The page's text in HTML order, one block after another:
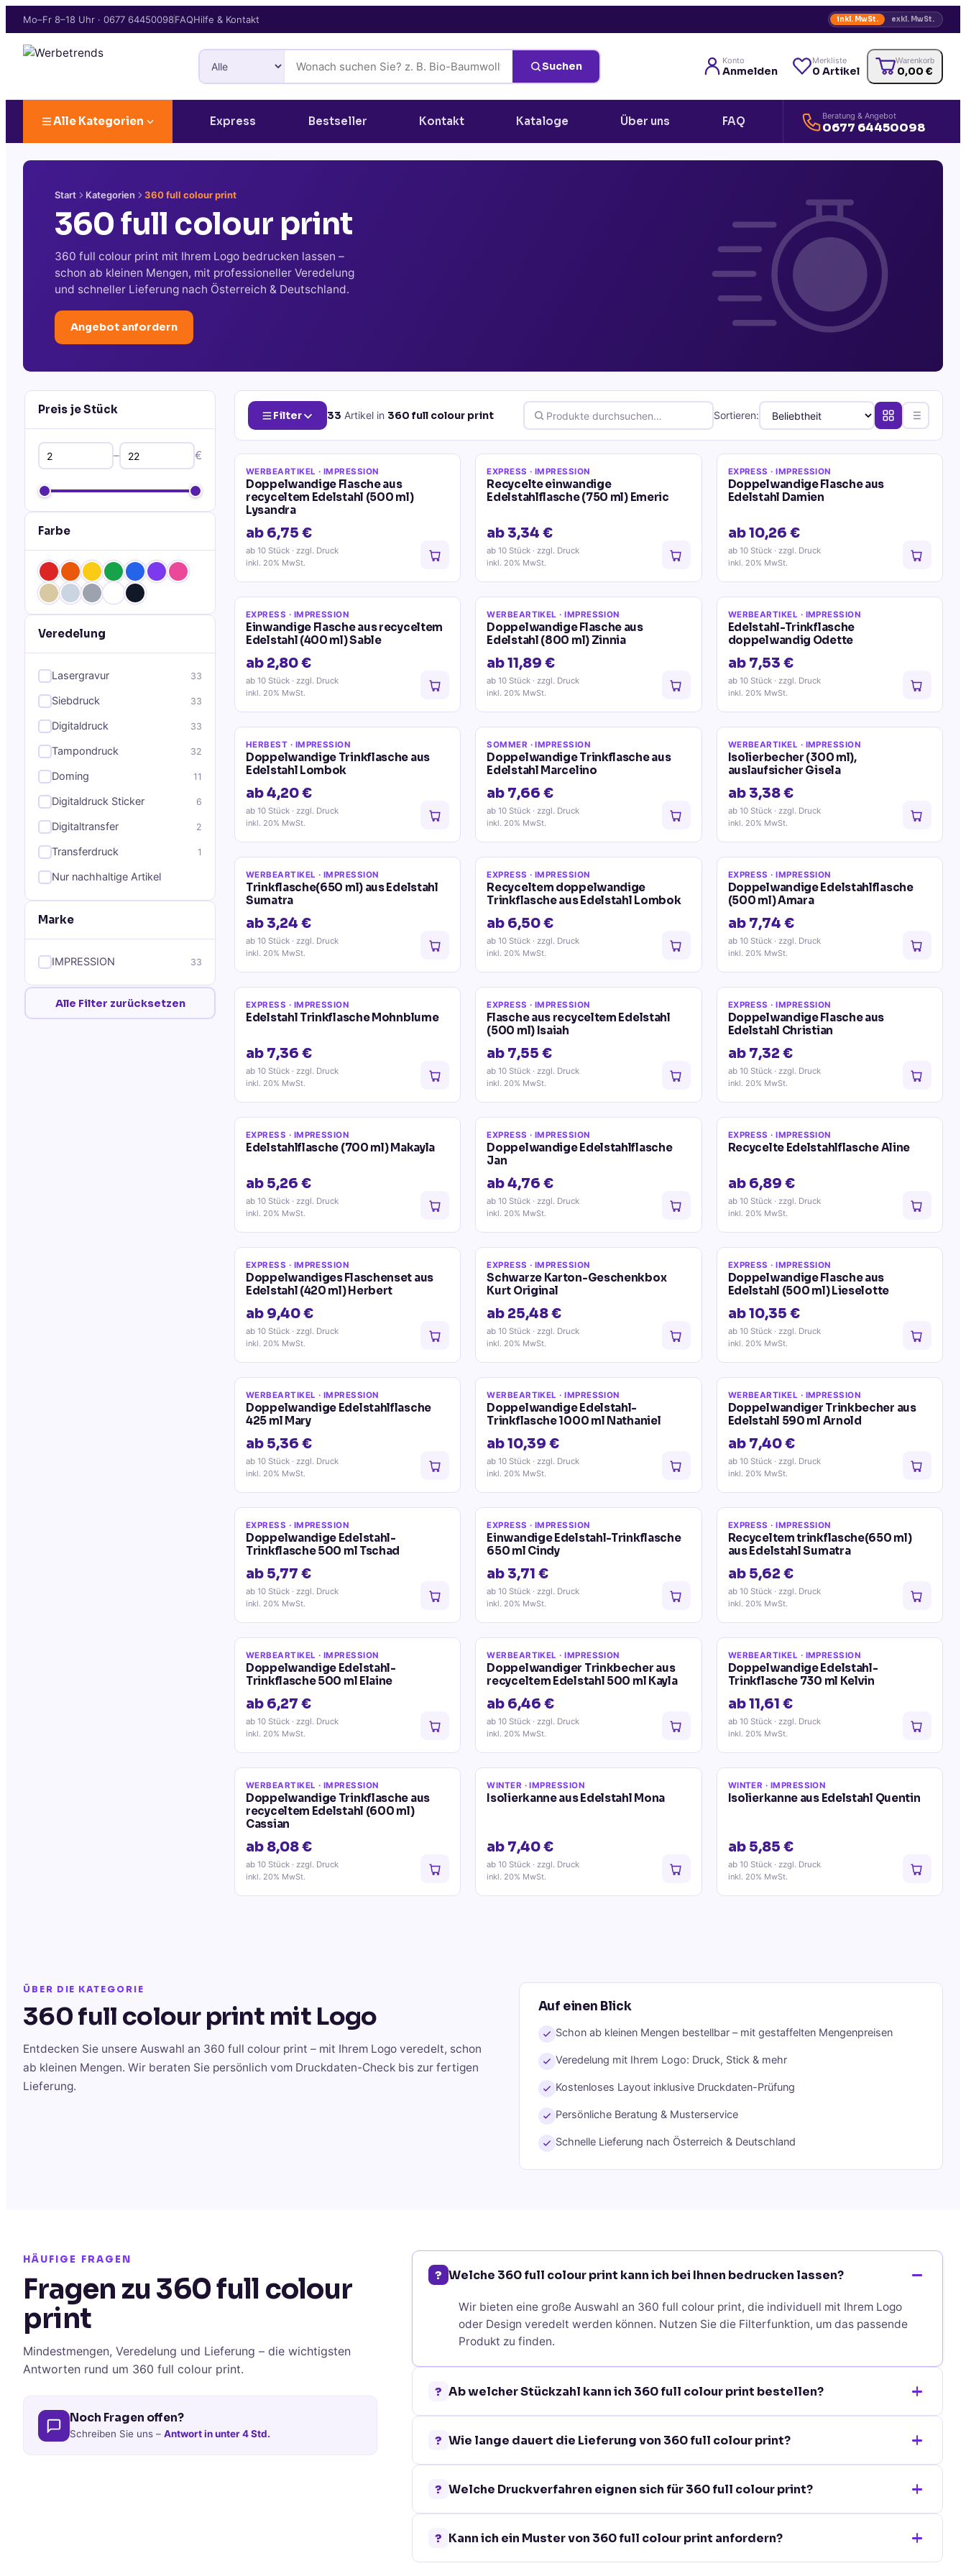
Mo–Fr 8–18 Uhr · 0677 64450098FAQHilfe & Kontakt inkl. MwSt. exkl. MwSt.
Suchen Konto
Anmelden
Merkliste
0 Artikel
Warenkorb
0,00 €
Alle Kategorien Express Bestseller Kontakt Kataloge Über uns FAQ Beratung & Angebot
0677 64450098
Start Kategorien 360 full colour print
360 full colour print
360 full colour print mit Ihrem Logo bedrucken lassen –
schon ab kleinen Mengen, mit professioneller Veredelung
und schneller Lieferung nach Österreich & Deutschland.
Angebot anfordern
Preis je Stück
– €
Farbe
Veredelung
Lasergravur 33
Siebdruck 33
Digitaldruck 33
Tampondruck 32
Doming 11
Digitaldruck Sticker 6
Digitaltransfer 2
Transferdruck 1
Nur nachhaltige Artikel
Marke
IMPRESSION 33
Alle Filter zurücksetzen
Filter Sortieren:
33 Artikel in 360 full colour print
WERBEARTIKEL · IMPRESSION
Doppelwandige Flasche aus
recyceltem Edelstahl (500 ml)
Lysandra
ab 6,75 €
ab 10 Stück · zzgl. Druck
inkl. 20% MwSt.
EXPRESS · IMPRESSION
Recycelte einwandige
Edelstahlflasche (750 ml) Emeric
ab 3,34 €
ab 10 Stück · zzgl. Druck
inkl. 20% MwSt.
EXPRESS · IMPRESSION
Doppelwandige Flasche aus
Edelstahl Damien
ab 10,26 €
ab 10 Stück· zzgl. Druck
inkl. 20% MwSt.
EXPRESS · IMPRESSION
Einwandige Flasche aus recyceltem
Edelstahl (400 ml) Sable
ab 2,80 €
ab 10 Stück · zzgl. Druck
inkl. 20% MwSt.
WERBEARTIKEL · IMPRESSION
Doppelwandige Flasche aus
Edelstahl (800 ml) Zinnia
ab 11,89 €
ab 10 Stück · zzgl. Druck
inkl. 20% MwSt.
WERBEARTIKEL · IMPRESSION
Edelstahl-Trinkflasche
doppelwandig Odette
ab 7,53 €
ab 10 Stück· zzgl. Druck
inkl. 20% MwSt.
HERBEST · IMPRESSION
Doppelwandige Trinkflasche aus
Edelstahl Lombok
ab 4,20 €
ab 10 Stück · zzgl. Druck
inkl. 20% MwSt.
SOMMER · IMPRESSION
Doppelwandige Trinkflasche aus
Edelstahl Marcelino
ab 7,66 €
ab 10 Stück · zzgl. Druck
inkl. 20% MwSt.
WERBEARTIKEL · IMPRESSION
Isolierbecher (300 ml),
auslaufsicher Gisela
ab 3,38 €
ab 10 Stück· zzgl. Druck
inkl. 20% MwSt.
WERBEARTIKEL · IMPRESSION
Trinkflasche(650 ml) aus Edelstahl
Sumatra
ab 3,24 €
ab 10 Stück · zzgl. Druck
inkl. 20% MwSt.
EXPRESS · IMPRESSION
Recyceltem doppelwandige
Trinkflasche aus Edelstahl Lombok
ab 6,50 €
ab 10 Stück · zzgl. Druck
inkl. 20% MwSt.
EXPRESS · IMPRESSION
Doppelwandige Edelstahlflasche
(500 ml) Amara
ab 7,74 €
ab 10 Stück· zzgl. Druck
inkl. 20% MwSt.
EXPRESS · IMPRESSION
Edelstahl Trinkflasche Mohnblume
ab 7,36 €
ab 10 Stück · zzgl. Druck
inkl. 20% MwSt.
EXPRESS · IMPRESSION
Flasche aus recyceltem Edelstahl
(500 ml) Isaiah
ab 7,55 €
ab 10 Stück · zzgl. Druck
inkl. 20% MwSt.
EXPRESS · IMPRESSION
Doppelwandige Flasche aus
Edelstahl Christian
ab 7,32 €
ab 10 Stück· zzgl. Druck
inkl. 20% MwSt.
EXPRESS · IMPRESSION
Edelstahlflasche (700 ml) Makayla
ab 5,26 €
ab 10 Stück · zzgl. Druck
inkl. 20% MwSt.
EXPRESS · IMPRESSION
Doppelwandige Edelstahlflasche
Jan
ab 4,76 €
ab 10 Stück · zzgl. Druck
inkl. 20% MwSt.
EXPRESS · IMPRESSION
Recycelte Edelstahlflasche Aline
ab 6,89 €
ab 10 Stück· zzgl. Druck
inkl. 20% MwSt.
EXPRESS · IMPRESSION
Doppelwandiges Flaschenset aus
Edelstahl (420 ml) Herbert
ab 9,40 €
ab 10 Stück · zzgl. Druck
inkl. 20% MwSt.
EXPRESS · IMPRESSION
Schwarze Karton-Geschenkbox
Kurt Original
ab 25,48 €
ab 10 Stück · zzgl. Druck
inkl. 20% MwSt.
EXPRESS · IMPRESSION
Doppelwandige Flasche aus
Edelstahl (500 ml) Lieselotte
ab 10,35 €
ab 10 Stück· zzgl. Druck
inkl. 20% MwSt.
WERBEARTIKEL · IMPRESSION
Doppelwandige Edelstahlflasche
425 ml Mary
ab 5,36 €
ab 10 Stück · zzgl. Druck
inkl. 20% MwSt.
WERBEARTIKEL · IMPRESSION
Doppelwandige Edelstahl-
Trinkflasche 1000 ml Nathaniel
ab 10,39 €
ab 10 Stück · zzgl. Druck
inkl. 20% MwSt.
WERBEARTIKEL · IMPRESSION
Doppelwandiger Trinkbecher aus
Edelstahl 590 ml Arnold
ab 7,40 €
ab 10 Stück· zzgl. Druck
inkl. 20% MwSt.
EXPRESS · IMPRESSION
Doppelwandige Edelstahl-
Trinkflasche 500 ml Tschad
ab 5,77 €
ab 10 Stück · zzgl. Druck
inkl. 20% MwSt.
EXPRESS · IMPRESSION
Einwandige Edelstahl-Trinkflasche
650 ml Cindy
ab 3,71 €
ab 10 Stück · zzgl. Druck
inkl. 20% MwSt.
EXPRESS · IMPRESSION
Recyceltem trinkflasche(650 ml)
aus Edelstahl Sumatra
ab 5,62 €
ab 10 Stück· zzgl. Druck
inkl. 20% MwSt.
WERBEARTIKEL · IMPRESSION
Doppelwandige Edelstahl-
Trinkflasche 500 ml Elaine
ab 6,27 €
ab 10 Stück · zzgl. Druck
inkl. 20% MwSt.
WERBEARTIKEL · IMPRESSION
Doppelwandiger Trinkbecher aus
recyceltem Edelstahl 500 ml Kayla
ab 6,46 €
ab 10 Stück · zzgl. Druck
inkl. 20% MwSt.
WERBEARTIKEL · IMPRESSION
Doppelwandige Edelstahl-
Trinkflasche 730 ml Kelvin
ab 11,61 €
ab 10 Stück· zzgl. Druck
inkl. 20% MwSt.
WERBEARTIKEL · IMPRESSION
Doppelwandige Trinkflasche aus
recyceltem Edelstahl (600 ml)
Cassian
ab 8,08 €
ab 10 Stück · zzgl. Druck
inkl. 20% MwSt.
WINTER · IMPRESSION
Isolierkanne aus Edelstahl Mona
ab 7,40 €
ab 10 Stück · zzgl. Druck
inkl. 20% MwSt.
WINTER · IMPRESSION
Isolierkanne aus Edelstahl Quentin
ab 5,85 €
ab 10 Stück· zzgl. Druck
inkl. 20% MwSt.
ÜBER DIE KATEGORIE
360 full colour print mit Logo
Entdecken Sie unsere Auswahl an 360 full colour print – mit Ihrem Logo veredelt, schon
ab kleinen Mengen. Wir beraten Sie persönlich vom Druckdaten-Check bis zur fertigen
Lieferung.
Auf einen Blick
Schon ab kleinen Mengen bestellbar – mit gestaffelten Mengenpreisen
Veredelung mit Ihrem Logo: Druck, Stick & mehr
Kostenloses Layout inklusive Druckdaten-Prüfung
Persönliche Beratung & Musterservice
Schnelle Lieferung nach Österreich & Deutschland
HÄUFIGE FRAGEN
Fragen zu 360 full colour
print
Mindestmengen, Veredelung und Lieferung – die wichtigsten
Antworten rund um 360 full colour print.
Noch Fragen offen?
Schreiben Sie uns – Antwort in unter 4 Std.
? Welche 360 full colour print kann ich bei Ihnen bedrucken lassen?
Wir bieten eine große Auswahl an 360 full colour print, die individuell mit Ihrem Logo
oder Design veredelt werden können. Nutzen Sie die Filterfunktion, um das passende
Produkt zu finden.
? Ab welcher Stückzahl kann ich 360 full colour print bestellen?
genaue Mindestbestellmenge finden Sie auf der jeweiligen Produktseite.
? Wie lange dauert die Lieferung von 360 full colour print?
10 Werktage. Für dringende Projekte bieten wir Express-Optionen an.
? Welche Druckverfahren eignen sich für 360 full colour print?
Tampondruck, Siebdruck, Lasergravur oder Digitaldruck an. Wir beraten Sie gerne zum
? Kann ich ein Muster von 360 full colour print anfordern?